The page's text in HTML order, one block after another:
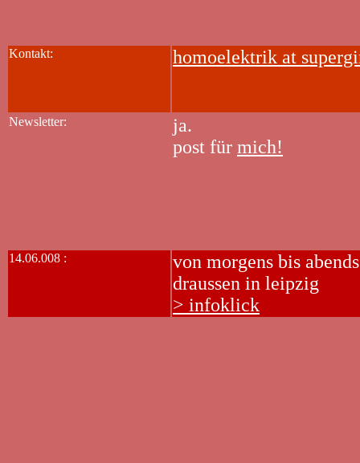
Kontakt: homoelektrik at
Newsletter:
ja.
post für mich!
14.06.008 :
von morgens bis abends
draussen in leipzig
> infoklick